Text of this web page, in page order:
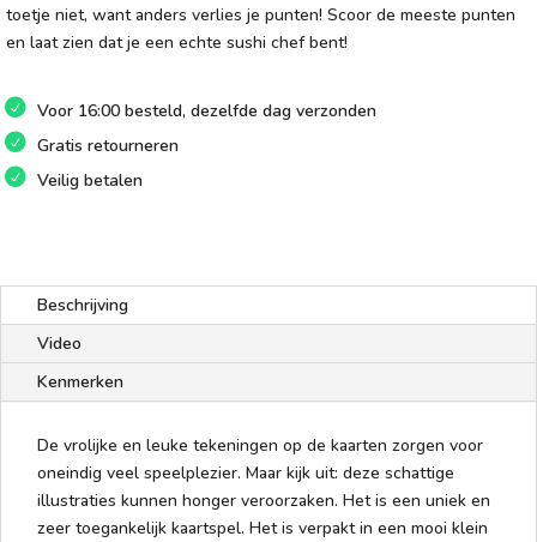
toetje niet, want anders verlies je punten! Scoor de meeste punten
en laat zien dat je een echte sushi chef bent!
Voor 16:00 besteld, dezelfde dag verzonden
Gratis retourneren
Veilig betalen
Beschrijving
Video
Kenmerken
De vrolijke en leuke tekeningen op de kaarten zorgen voor
oneindig veel speelplezier. Maar kijk uit: deze schattige
illustraties kunnen honger veroorzaken. Het is een uniek en
zeer toegankelijk kaartspel. Het is verpakt in een mooi klein